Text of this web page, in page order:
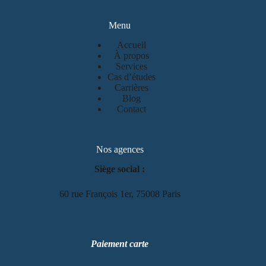
Menu
Accueil
À propos
Services
Cas d’études
Carrières
Blog
Contact
Nos agences
Siège social :
60 rue François 1er, 75008 Paris
Paiement carte